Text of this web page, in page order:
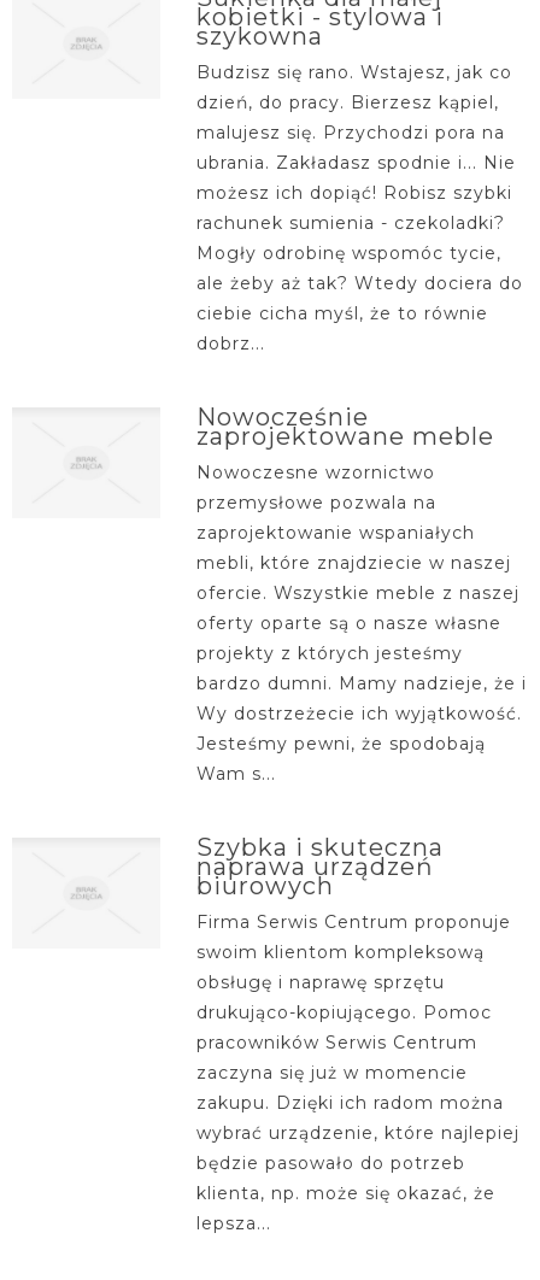
kobietki - stylowa i
szykowna
Budzisz się rano. Wstajesz, jak co
dzień, do pracy. Bierzesz kąpiel,
malujesz się. Przychodzi pora na
ubrania. Zakładasz spodnie i... Nie
możesz ich dopiąć! Robisz szybki
rachunek sumienia - czekoladki?
Mogły odrobinę wspomóc tycie,
ale żeby aż tak? Wtedy dociera do
ciebie cicha myśl, że to równie
dobrz...
Nowocześnie
zaprojektowane meble
Nowoczesne wzornictwo
przemysłowe pozwala na
zaprojektowanie wspaniałych
mebli, które znajdziecie w naszej
ofercie. Wszystkie meble z naszej
oferty oparte są o nasze własne
projekty z których jesteśmy
bardzo dumni. Mamy nadzieje, że i
Wy dostrzeżecie ich wyjątkowość.
Jesteśmy pewni, że spodobają
Wam s...
Szybka i skuteczna
naprawa urządzeń
biurowych
Firma Serwis Centrum proponuje
swoim klientom kompleksową
obsługę i naprawę sprzętu
drukująco-kopiującego. Pomoc
pracowników Serwis Centrum
zaczyna się już w momencie
zakupu. Dzięki ich radom można
wybrać urządzenie, które najlepiej
będzie pasowało do potrzeb
klienta, np. może się okazać, że
lepsza...